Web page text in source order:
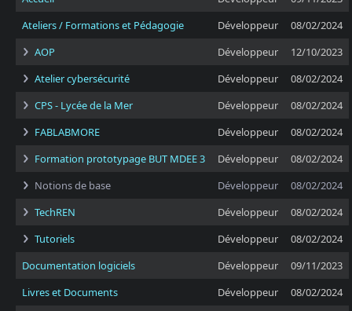
Ateliers / Formations et Pédagogie
Développeur
08/02/2024
AOP
Développeur
12/10/2023
Atelier cybersécurité
Développeur
08/02/2024
CPS - Lycée de la Mer
Développeur
08/02/2024
FABLABMORE
Développeur
08/02/2024
Formation prototypage BUT MDEE 3
Développeur
08/02/2024
Notions de base
Développeur
08/02/2024
TechREN
Développeur
08/02/2024
Tutoriels
Développeur
08/02/2024
Documentation logiciels
Développeur
09/11/2023
Livres et Documents
Développeur
08/02/2024